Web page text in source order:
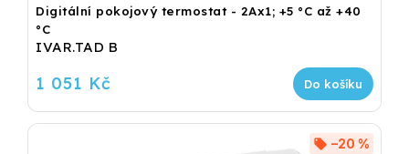
Digitální pokojový termostat - 2Ax1; +5 °C až +40
°C
IVAR.TAD B
1 051 Kč Do košíku
–20 %